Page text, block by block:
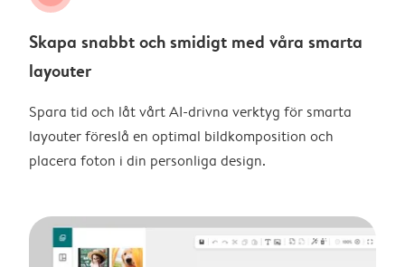
Skapa snabbt och smidigt med våra smarta
layouter
Spara tid och låt vårt AI-drivna verktyg för smarta
layouter föreslå en optimal bildkomposition och
placera foton i din personliga design.